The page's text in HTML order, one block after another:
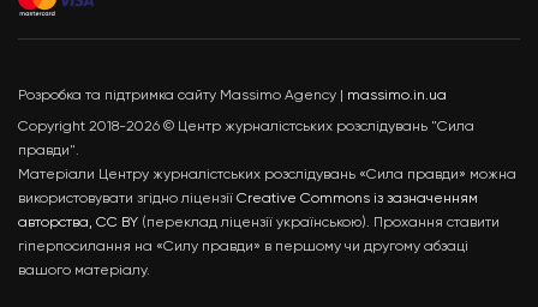
Розробка та підтримка сайту Massimo Agency | massimo.in.ua
Copyright 2018-2026 © Центр журналістських розслідувань "Сила
правди".
Матеріали Центру журналістських розслідувань «Сила правди» можна
використовувати згідно ліцензії Creative Commons із зазначенням
авторства, CC BY (переклад ліцензії українською). Прохання ставити
гіперпосилання на «Силу правди» в першому чи другому абзаці
вашого матеріалу.